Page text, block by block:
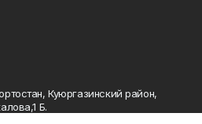
Куюргазинский район,
Б.